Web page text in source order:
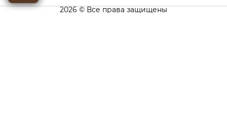
2026 © Все права защищены